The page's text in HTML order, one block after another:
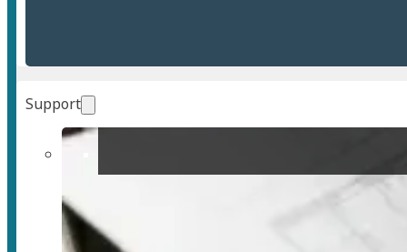
Support